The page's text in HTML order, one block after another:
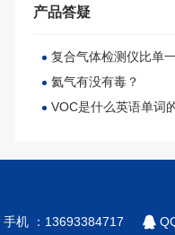
产品答疑
复合气体检测仪比单
氦气有没有毒？
VOC是什么英语单词
手机 ：13693384717 